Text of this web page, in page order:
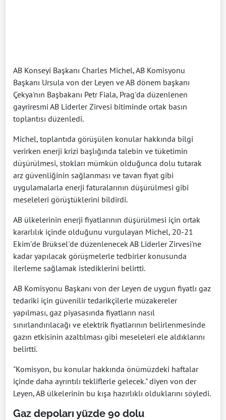
AB Konseyi Başkanı Charles Michel, AB Komisyonu
Başkanı Ursula von der Leyen ve AB dönem başkanı
Çekya'nın Başbakanı Petr Fiala, Prag'da düzenlenen
gayriresmi AB Liderler Zirvesi bitiminde ortak basın
toplantısı düzenledi.
Michel, toplantıda görüşülen konular hakkında bilgi
verirken enerji krizi başlığında talebin ve tüketimin
düşürülmesi, stokları mümkün olduğunca dolu tutarak
arz güvenliğinin sağlanması ve tavan fiyat gibi
uygulamalarla enerji faturalarının düşürülmesi gibi
meseleleri görüştüklerini bildirdi.
AB ülkelerinin enerji fiyatlarının düşürülmesi için ortak
kararlılık içinde olduğunu vurgulayan Michel, 20-21
Ekim'de Brüksel'de düzenlenecek AB Liderler Zirvesi'ne
kadar yapılacak görüşmelerle tedbirler konusunda
ilerleme sağlamak istediklerini belirtti.
AB Komisyonu Başkanı von der Leyen de uygun fiyatlı gaz
tedariki için güvenilir tedarikçilerle müzakereler
yapılması, gaz piyasasında fiyatların nasıl
sınırlandırılacağı ve elektrik fiyatlarının belirlenmesinde
gazın etkisinin azaltılması gibi meseleleri ele aldıklarını
belirtti.
"Komisyon, bu konular hakkında önümüzdeki haftalar
içinde daha ayrıntılı tekliflerle gelecek." diyen von der
Leyen, AB ülkelerinin bu kışa hazırlıklı olduklarını söyledi.
Gaz depoları yüzde 90 dolu